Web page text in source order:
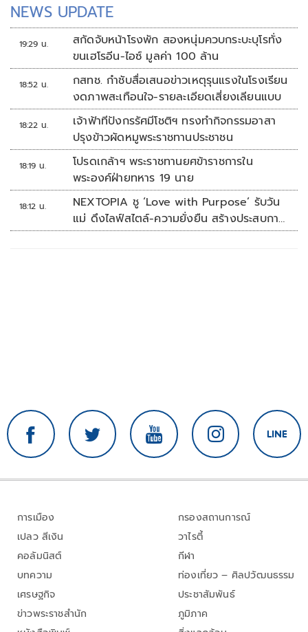
NEWS UPDATE
19:29 น.
สกัดจับหน้าโรงพัก สองหนุ่มควบกระบะบุโรทั่ง
ขนเฮโรอีน-ไอซ์ มูลค่า 100 ล้าน
18:52 น.
กสทช. กำชับสื่อเสนอข่าวเหตุรุนแรงในโรงเรียน
งดภาพสะเทือนใจ-รายละเอียดเสี่ยงเลียนแบบ
18:22 น.
เจ้าฟ้าทีปังกรรัศมีโชติฯ ทรงทำกิจกรรมอาสา
ปรุงข้าวผัดหมูพระราชทานประชาชน
18:19 น.
โปรดเกล้าฯ พระราชทานยศข้าราชการใน
พระองค์ฝ่ายทหาร 19 นาย
18:12 น.
NEXTOPIA ชู ‘Love with Purpose’ รับวัน
แม่ ดึงไลฟ์สไตล์-ความยั่งยืน สร้างประสบกา
รณ์ช้อปปิงมีความหมาย
การเมือง
เปลว สีเงิน
คอลัมนิสต์
บทความ
เศรษฐกิจ
ข่าวพระราชสำนัก
กรองสถานการณ์
วาไรตี้
กีฬา
ท่องเที่ยว – ศิลปวัฒนธรรม
ประชาสัมพันธ์
ภูมิภาค